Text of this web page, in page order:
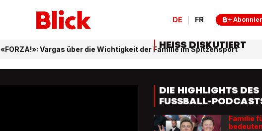
DE FR
«FORZA!»: Vargas über die Wichtigkeit der Familie im Spitzensport
DIE HIGHLIGHTS DES
FUSSBALL-
«FORZA» – FOLGE 39
Familie
HEISS DISKUTIERT